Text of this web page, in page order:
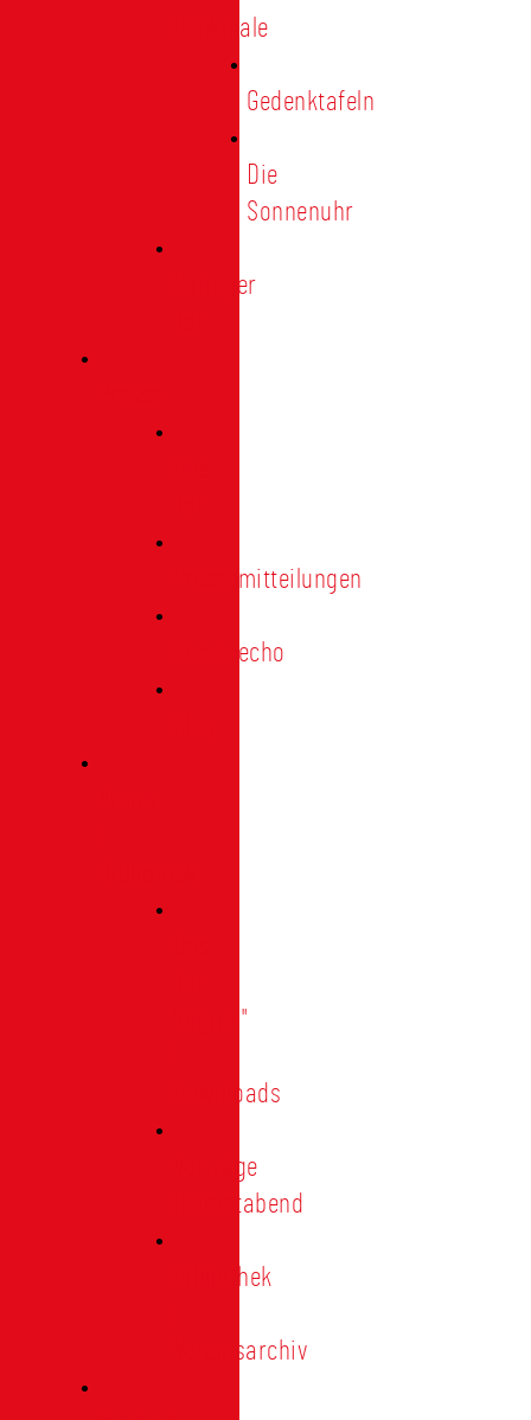
Denkmale
Gedenktafeln
Die
Sonnenuhr
Ratinger
Pressemitteilungen
Presseecho
"digital"
Downloads
Vorträge
Heimatabend
Bibliothek
Vereinsarchiv